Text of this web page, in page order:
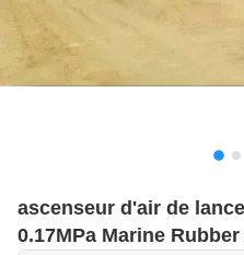
ascenseur d'air de
0.17MPa Marine